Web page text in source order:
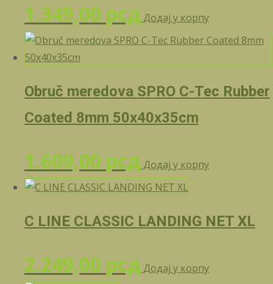
1.349,00 рсд Додај у корпу
Obruč meredova SPRO C-Tec Rubber
Coated 8mm 50x40x35cm
1.609,00 рсд Додај у корпу
C LINE CLASSIC LANDING NET XL
2.249,00 рсд Додај у корпу